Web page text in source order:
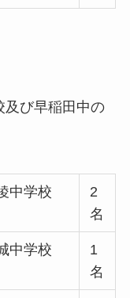
及び早稲田中の
中学校
2
名
中学校
1
名